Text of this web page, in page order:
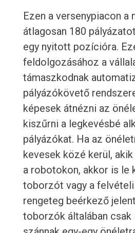
Ezen a versenypiacon a
átlagosan 180
egy nyitott pozícióra.
feldolgozásához a
támaszkodnak
pályázókövető
képesek átnézni az
kiszűrni a legkevésbé
pályázókat. Ha az
kevesek közé kerül,
a robotokon, akkor is le
toborzót vagy a
rengeteg beérkező
toborzók általában csak